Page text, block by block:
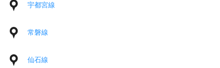
宇都宮線
常磐線
仙石線